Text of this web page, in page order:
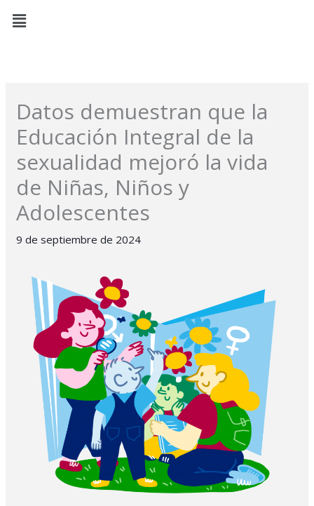
Menú
Datos demuestran que la
Educación Integral de la
sexualidad mejoró la vida
de Niñas, Niños y
Adolescentes
9 de septiembre de 2024